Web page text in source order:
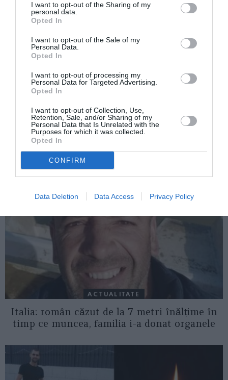
I want to opt-out of the Sharing of my
personal data.
Opted In
I want to opt-out of the Sale of my
Personal Data.
Opted In
I want to opt-out of processing my
Personal Data for Targeted Advertising.
Opted In
I want to opt-out of Collection, Use,
Retention, Sale, and/or Sharing of my
Personal Data that Is Unrelated with the
Purposes for which it was collected.
Opted In
CONFIRM
Data Deletion Data Access Privacy Policy
Articolul anterior
Dosarul Anica Panfile, mama a 4 copii
ucisă în Treviso: cercetat pentru omor
fostul ei angajator, un mafiot supranumit
„Regele peștelui”
Următorul articol
Varese, femeie condamnată după ce a lovit
mult la soțul meu!”
AȚI PUTEA DORI DE
ASEMENEA
ACTUALITATE
Italia: român căzut de la 7 metri înălțime în
timp ce muncea, familia i-a donat organele